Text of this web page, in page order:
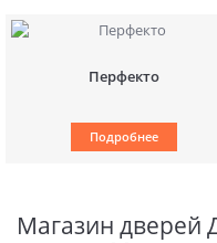
Перфекто
Подробнее
Магазин